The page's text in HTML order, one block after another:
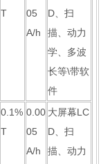
T
05
A/h
D、扫
描、动力
学、多波
长等\带软
件
0.1%
T
0.00
05
A/h
大屏幕LC
D、扫
描、动力